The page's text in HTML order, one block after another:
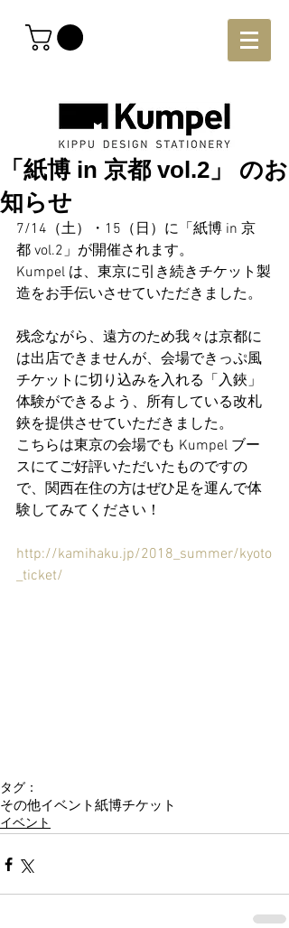
「紙博 in 京都 vol.2」 のお
知らせ
7/14（土）・15（日）に「紙博 in 京
都 vol.2」が開催されます。
Kumpel は、東京に引き続きチケット製
造をお手伝いさせていただきました。
残念ながら、遠方のため我々は京都に
は出店できませんが、会場できっぷ風
チケットに切り込みを入れる「入鋏」
体験ができるよう、所有している改札
鋏を提供させていただきました。
こちらは東京の会場でも Kumpel ブー
スにてご好評いただいたものですの
で、関西在住の方はぜひ足を運んで体
験してみてください！
http://kamihaku.jp/2018_summer/kyoto
_ticket/
タグ：
その他イベント紙博チケット
イベント